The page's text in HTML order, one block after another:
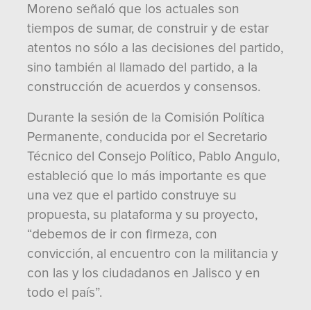
Moreno señaló que los actuales son
tiempos de sumar, de construir y de estar
atentos no sólo a las decisiones del partido,
sino también al llamado del partido, a la
construcción de acuerdos y consensos.
Durante la sesión de la Comisión Política
Permanente, conducida por el Secretario
Técnico del Consejo Político, Pablo Angulo,
estableció que lo más importante es que
una vez que el partido construye su
propuesta, su plataforma y su proyecto,
“debemos de ir con firmeza, con
convicción, al encuentro con la militancia y
con las y los ciudadanos en Jalisco y en
todo el país”.